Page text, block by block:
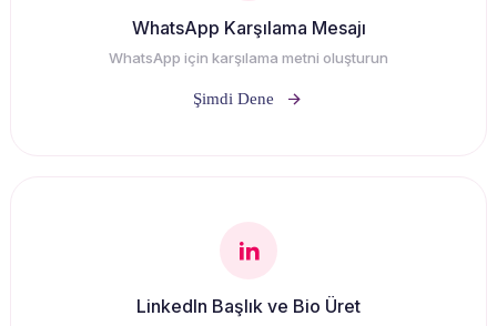
WhatsApp Karşılama Mesajı
WhatsApp için karşılama metni oluşturun
Şimdi Dene
LinkedIn Başlık ve Bio Üret